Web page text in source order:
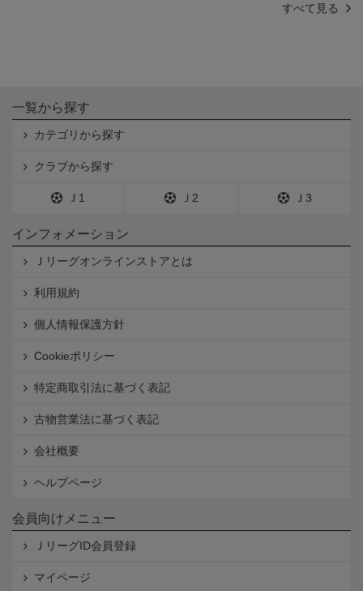
すべて見る
一覧から探す
カテゴリから探す
クラブから探す
Ｊ1 Ｊ2 Ｊ3
インフォメーション
Ｊリーグオンラインストアとは
利用規約
個人情報保護方針
Cookieポリシー
特定商取引法に基づく表記
古物営業法に基づく表記
会社概要
ヘルプページ
会員向けメニュー
ＪリーグID会員登録
マイページ